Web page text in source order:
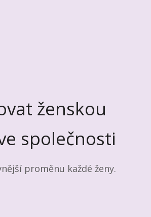
ženskou
společnosti
proměnu každé ženy.